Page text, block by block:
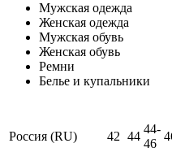
Мужская одежда
Женская одежда
Мужская обувь
Женская обувь
Ремни
Белье и купальники
Россия (RU)
42 44
44-
46